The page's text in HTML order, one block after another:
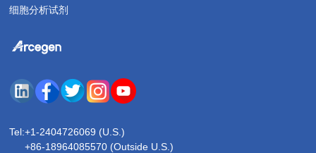
细胞分析试剂
Tel:+1-2404726069 (U.S.)
+86-18964085570 (Outside U.S.)